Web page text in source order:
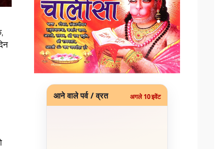
आने वाले पर्व / व्रत अगले 10 इवेंट